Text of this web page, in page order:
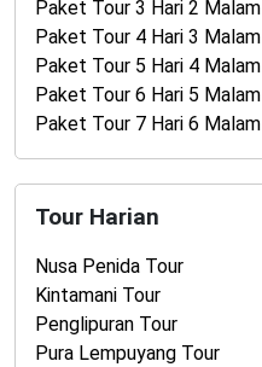
Paket Tour 3 Hari 2 Malam
Paket Tour 4 Hari 3 Malam
Paket Tour 5 Hari 4 Malam
Paket Tour 6 Hari 5 Malam
Paket Tour 7 Hari 6 Malam
Tour Harian
Nusa Penida Tour
Kintamani Tour
Penglipuran Tour
Pura Lempuyang Tour